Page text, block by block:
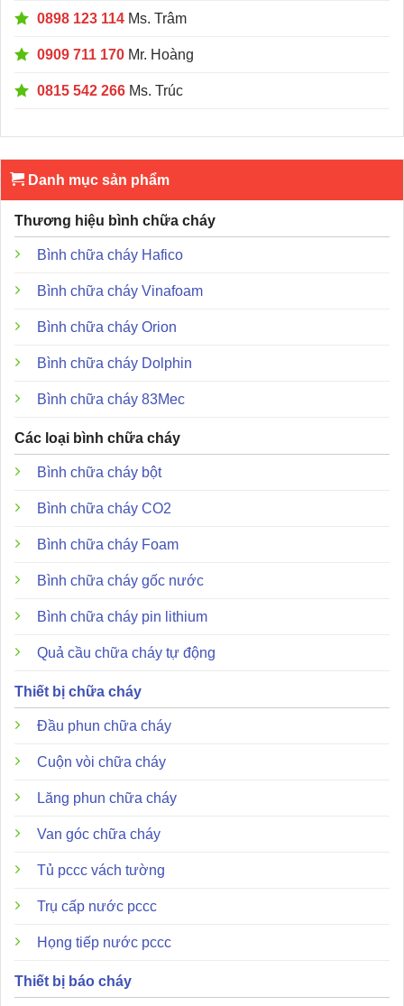
0898 123 114 Ms. Trâm
0909 711 170 Mr. Hoàng
0815 542 266 Ms. Trúc
Danh mục sản phẩm
Thương hiệu bình chữa cháy
Bình chữa cháy Hafico
Bình chữa cháy Vinafoam
Bình chữa cháy Orion
Bình chữa cháy Dolphin
Bình chữa cháy 83Mec
Các loại bình chữa cháy
Bình chữa cháy bột
Bình chữa cháy CO2
Bình chữa cháy Foam
Bình chữa cháy gốc nước
Bình chữa cháy pin lithium
Quả cầu chữa cháy tự động
Thiết bị chữa cháy
Đầu phun chữa cháy
Cuộn vòi chữa cháy
Lăng phun chữa cháy
Van góc chữa cháy
Tủ pccc vách tường
Trụ cấp nước pccc
Họng tiếp nước pccc
Thiết bị báo cháy